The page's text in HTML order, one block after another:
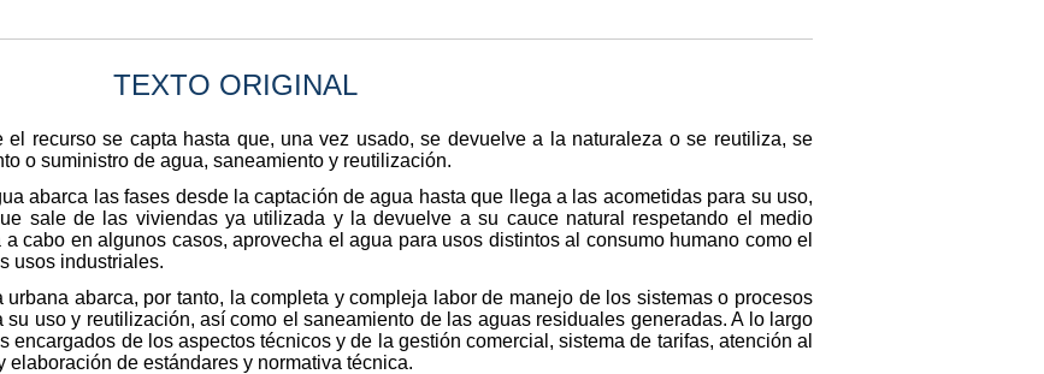
TEXTO ORIGINAL
recurso se capta hasta que, una vez usado, se devuelve a la naturaleza o se reutiliza, se
o suministro de agua, saneamiento y reutilización.
abarca las fases desde la captación de agua hasta que llega a las acometidas para su uso,
sale de las viviendas ya utilizada y la devuelve a su cauce natural respetando el medio
cabo en algunos casos, aprovecha el agua para usos distintos al consumo humano como el
usos industriales.
abarca, por tanto, la completa y compleja labor de manejo de los sistemas o procesos
uso y reutilización, así como el saneamiento de las aguas residuales generadas. A lo largo
encargados de los aspectos técnicos y de la gestión comercial, sistema de tarifas, atención al
de estándares y normativa técnica.